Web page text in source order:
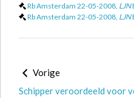
Rb Amsterdam 22-05-2008, LJN
Rb Amsterdam 22-05-2008, LJN
Vorige
Schipper veroordeeld voor